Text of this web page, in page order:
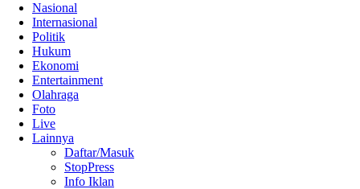
Nasional
Internasional
Politik
Hukum
Ekonomi
Entertainment
Olahraga
Foto
Live
Lainnya
Daftar/Masuk
StopPress
Info Iklan